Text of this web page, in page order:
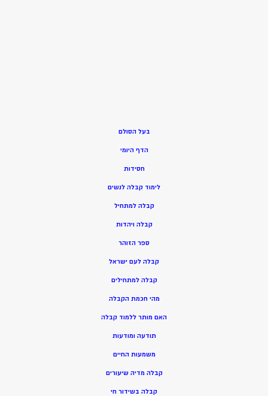
בעל הסולם
הדף היומי
חסידות
לימוד קבלה לנשים
קבלה למתחיל
קבלה ויהדות
ספר הזוהר
קבלה לעם ישראל
קבלה למתחילים
מהי חכמת הקבלה
האם מותר ללמוד קבלה
תודעה ומודעות
משמעות החיים
קבלה מדיה שיעורים
קבלה בשידור חי